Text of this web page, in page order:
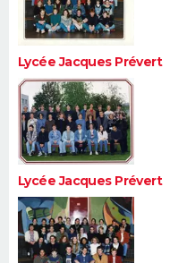
Lycée Jacques Prévert
Lycée Jacques Prévert